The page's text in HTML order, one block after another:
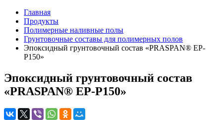
Главная
Продукты
Полимерные наливные полы
Грунтовочные составы для полимерных полов
Эпоксидный грунтовочный состав «PRASPAN® EP-
P150»
Эпоксидный грунтовочный состав
«PRASPAN® EP-P150»